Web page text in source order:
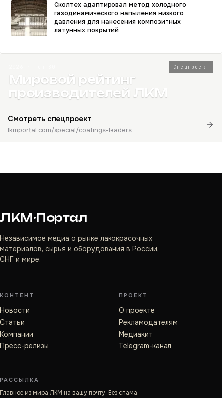
Сколтех адаптировал метод холодного
газодинамического напыления низкого
давления для нанесения композитных
латунных покрытий
Спецпроект
Мировой рейтинг
производителей ЛКМ
Смотреть спецпроект
lkmportal.com/special/coatings-leaders
ЛКМ·Портал
Независимое медиа о рынке лакокрасочных
материалов, сырья и оборудования в России,
СНГ и мире.
КОНТЕНТ
Новости
Статьи
Компании
Пресс-релизы
ПРОЕКТ
О проекте
Рекламодателям
Медиакит
Telegram-канал
РАССЫЛКА
Главное из мира ЛКМ на вашу почту. Без спама.